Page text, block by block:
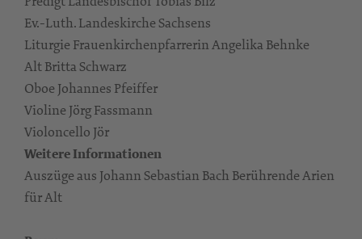
Ev.-Luth. Landeskirche Sachsens
Liturgie Frauenkirchenpfarrerin Angelika Behnke
Alt Britta Schwarz
Oboe Johannes Pfeiffer
Violine Jörg Fassmann
Violoncello Jör
Weitere Informationen
Auszüge aus Johann Sebastian Bach Berührende Arien
für Alt